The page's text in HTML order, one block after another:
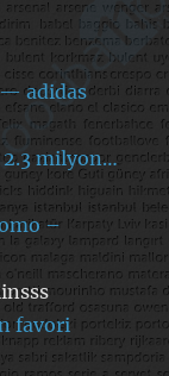
adidas
2.3 milyon…
–
favori